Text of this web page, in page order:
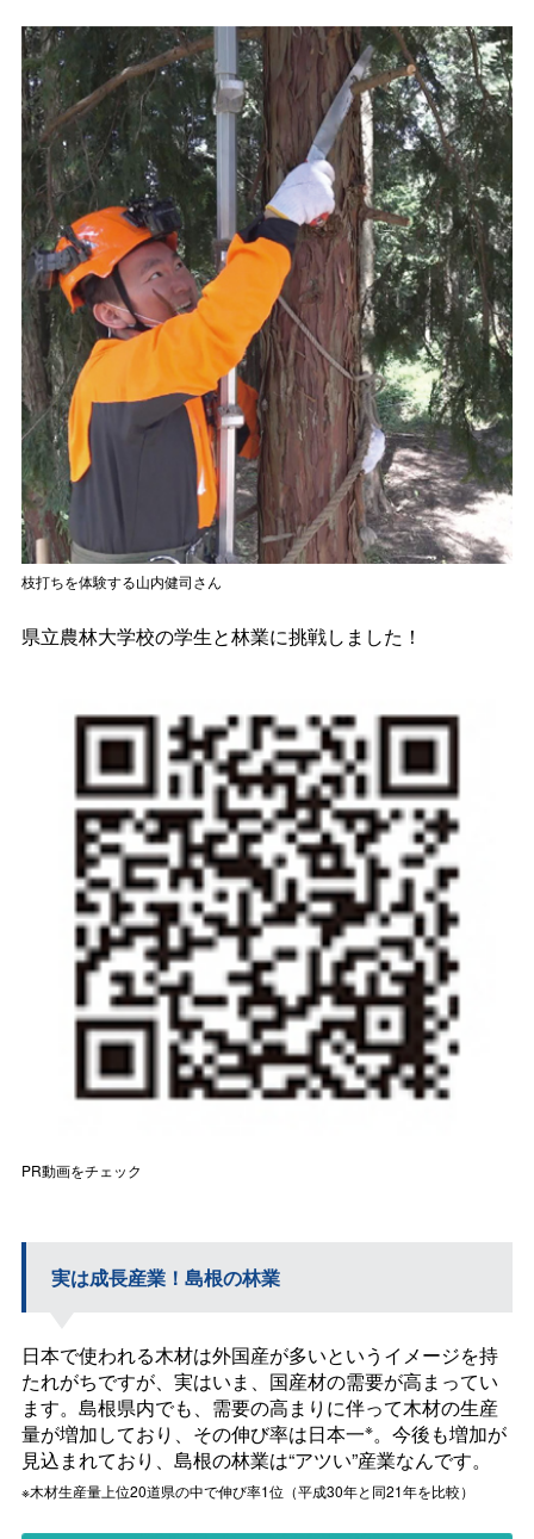
枝打ちを体験する山内健司さん
県立農林大学校の学生と林業に挑戦しました！
PR動画をチェック
実は成長産業！島根の林業
日本で使われる木材は外国産が多いというイメージを持
たれがちですが、実はいま、国産材の需要が高まってい
ます。島根県内でも、需要の高まりに伴って木材の生産
量が増加しており、その伸び率は日本一※。今後も増加が
見込まれており、島根の林業は“アツい”産業なんです。
※木材生産量上位20道県の中で伸び率1位（平成30年と同21年を比較）